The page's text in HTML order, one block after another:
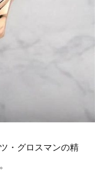
・グロスマンの精